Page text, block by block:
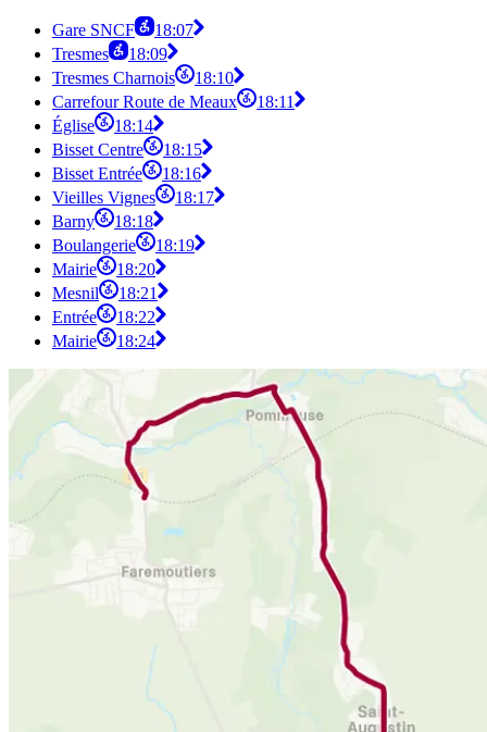
Gare SNCF
18:07
Tresmes
18:09
Tresmes Charnois
18:10
Carrefour Route de Meaux
18:11
Église
18:14
Bisset Centre
18:15
Bisset Entrée
18:16
Vieilles Vignes
18:17
Barny
18:18
Boulangerie
18:19
Mairie
18:20
Mesnil
18:21
Entrée
18:22
Mairie
18:24